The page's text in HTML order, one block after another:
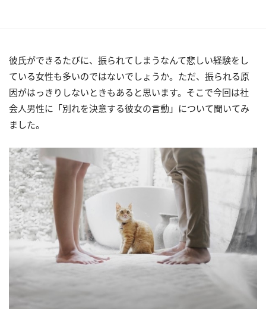
彼氏ができるたびに、振られてしまうなんて悲しい経験をし
ている女性も多いのではないでしょうか。ただ、振られる原
因がはっきりしないときもあると思います。そこで今回は社
会人男性に「別れを決意する彼女の言動」について聞いてみ
ました。